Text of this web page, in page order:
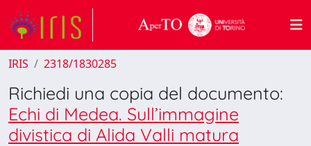
IRIS 2318/1830285
Richiedi una copia del documento:
Echi di Medea. Sull’immagine
divistica di Alida Valli matura